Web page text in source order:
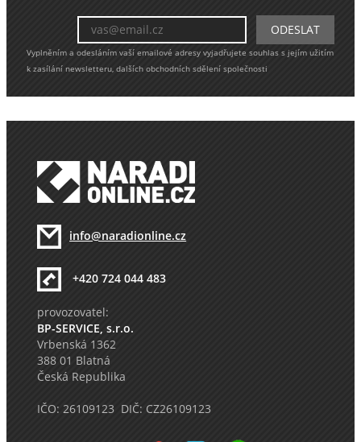
Vyplněním a odesláním vaší emailové adresy vyjadřujete souhlas s jejím užitím
k zasílání newsletteru, dalších obchodních sdělení společnosti
info@naradionline.cz
+420 724 044 483
provozovatel:
BP-SERVICE, s.r.o.
Vrbenská 1362
388 01 Blatná
Česká Republika
IČO: 26109123 DIČ: CZ26109123